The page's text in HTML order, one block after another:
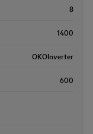
8
1400
OKOInverter
600